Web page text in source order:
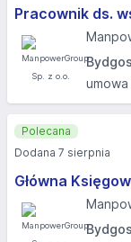
Pracownik ds.
Główna
Polecana
Dodana 7 sierpnia